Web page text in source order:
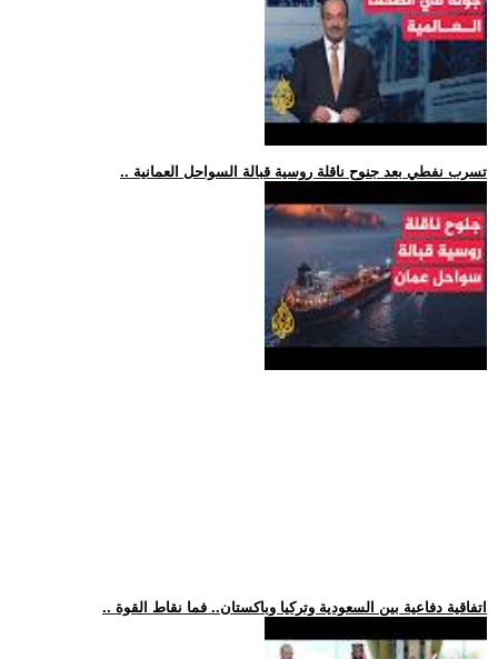
.. تسرب نفطي بعد جنوح ناقلة روسية قبالة السواحل العمانية
.. اتفاقية دفاعية بين السعودية وتركيا وباكستان.. فما نقاط القوة